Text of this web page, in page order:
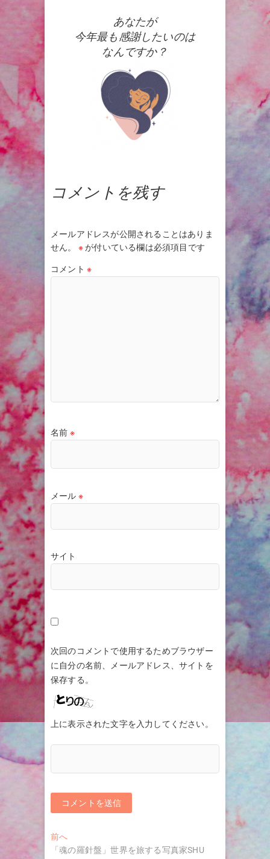
あなたが
今年最も感謝したいのは
なんですか？
コメントを残す
メールアドレスが公開されることはありま
せん。
※が付いている欄は必須項目です
コメント ※
名前 ※
メール ※
サイト
次回のコメントで使用するためブラウザー
に自分の名前、メールアドレス、サイトを
保存する。
上に表示された文字を入力してください。
投
前へ
去
「魂の羅針盤」世界を旅する写真家SHU